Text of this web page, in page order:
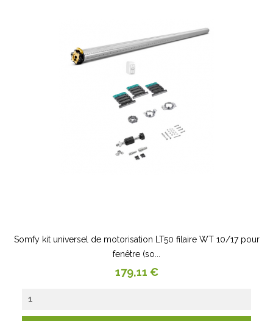
Somfy kit universel de motorisation LT50 filaire WT 10/17 pour
fenêtre (so...
Prix
179,11 €